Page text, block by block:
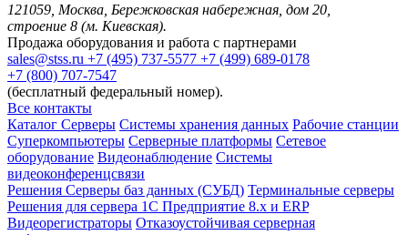
121059, Москва, Бережковская набережная, дом 20,
строение 8 (м. Киевская).
Продажа оборудования и работа с партнерами
sales@stss.ru +7 (495) 737-5577 +7 (499) 689-0178
+7 (800) 707-7547
(бесплатный федеральный номер).
Все контакты
Каталог Серверы Системы хранения данных Рабочие станции
Суперкомпьютеры Серверные платформы Сетевое
оборудование Видеонаблюдение Системы
видеоконференцсвязи
Решения Серверы баз данных (СУБД) Терминальные серверы
Решения для сервера 1С Предприятие 8.x и ERP
Видеорегистраторы Отказоустойчивая серверная